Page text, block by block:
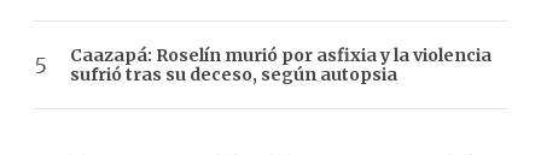
Caazapá: Roselín murió por asfixia y la violencia
sufrió tras su deceso, según autopsia